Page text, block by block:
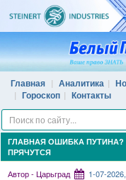
Главная Аналитика
Гороскоп
Контакты
ГЛАВНАЯ ОШИБКА
ПРЯЧУТСЯ
Автор - Царьград 1-07-